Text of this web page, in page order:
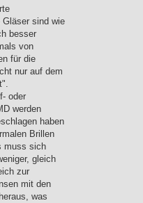
sind wie
besser
von
für die
nur auf dem
oder
werden
haben
Brillen
muss sich
gleich
zur
mit den
was